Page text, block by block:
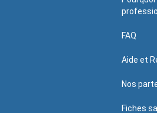
FAQ
Aide et
Nos
Fiches